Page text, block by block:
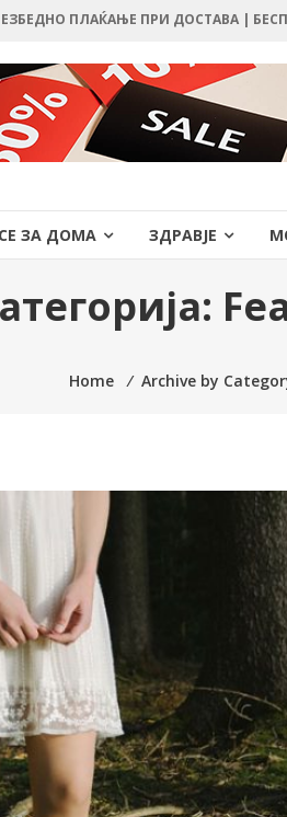
ПЛАЌАЊЕ ПРИ ДОСТАВА |
ЗА ДОМА ЗДРАВЈЕ
Home ⁄ Archive by